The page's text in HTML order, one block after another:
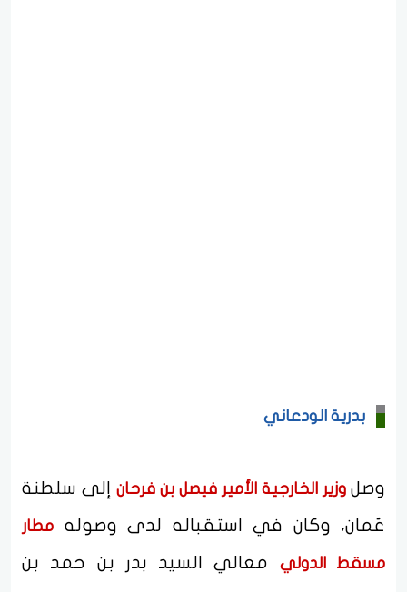
بدرية الودعاني
وصل وزير الخارجية الأمير فيصل بن فرحان إلى سلطنة
عُمان، وكان في استقباله لدى وصوله مطار
مسقط الدولي معالي السيد بدر بن حمد بن